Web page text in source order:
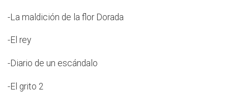
-La maldición de la flor Dorada
-El rey
-Diario de un escándalo
-El grito 2